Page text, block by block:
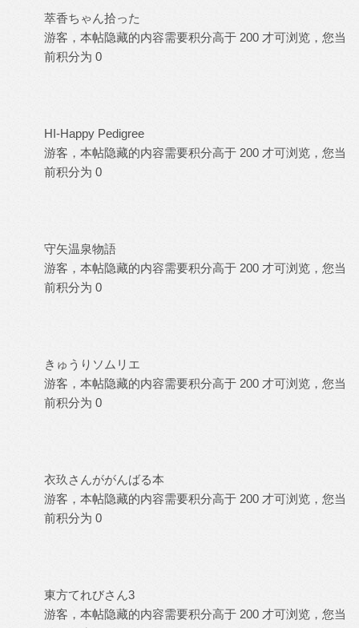
萃香ちゃん拾った
游客，本帖隐藏的内容需要积分高于 200 才可浏览，您当
前积分为 0
HI-Happy Pedigree
游客，本帖隐藏的内容需要积分高于 200 才可浏览，您当
前积分为 0
守矢温泉物語
游客，本帖隐藏的内容需要积分高于 200 才可浏览，您当
前积分为 0
きゅうりソムリエ
游客，本帖隐藏的内容需要积分高于 200 才可浏览，您当
前积分为 0
衣玖さんががんばる本
游客，本帖隐藏的内容需要积分高于 200 才可浏览，您当
前积分为 0
東方てれびさん3
游客，本帖隐藏的内容需要积分高于 200 才可浏览，您当